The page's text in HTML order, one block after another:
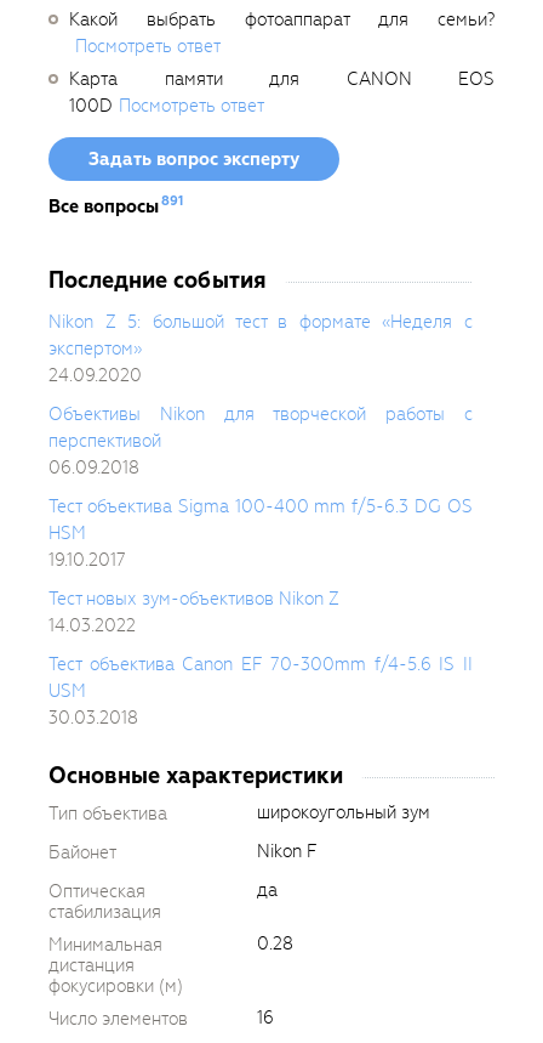
Какой выбрать фотоаппарат для семьи?
Посмотреть ответ
Карта памяти для CANON EOS
100D Посмотреть ответ
Задать вопрос эксперту
Все вопросы891
Последние события
Nikon Z 5: большой тест в формате «Неделя с
экспертом»
24.09.2020
Объективы Nikon для творческой работы с
перспективой
06.09.2018
Тест объектива Sigma 100-400 mm f/5-6.3 DG OS
HSM
19.10.2017
Тест новых зум-объективов Nikon Z
14.03.2022
Тест объектива Canon EF 70-300mm f/4-5.6 IS II
USM
30.03.2018
Основные характеристики
Тип объектива
широкоугольный зум
Байонет
Nikon F
Оптическая
стабилизация
да
Минимальная
дистанция
фокусировки (м)
0.28
Число элементов
16